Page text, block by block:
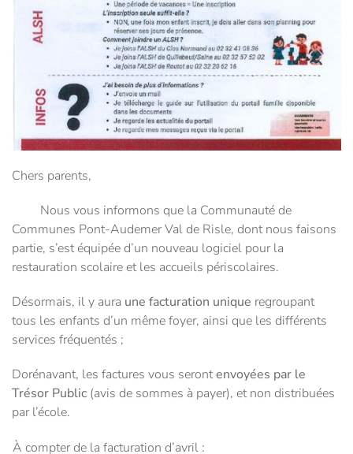
Chers parents,
Nous vous informons que la Communauté de
Communes Pont-Audemer Val de Risle, dont nous faisons
partie, s’est équipée d’un nouveau logiciel pour la
restauration scolaire et les accueils périscolaires.
Désormais, il y aura une facturation unique regroupant
tous les enfants d’un même foyer, ainsi que les différents
services fréquentés ;
Dorénavant, les factures vous serontenvoyées par le
Trésor Public (avis de sommes à payer), et non distribuées
par l’école.
À compter de la facturation d’avril :